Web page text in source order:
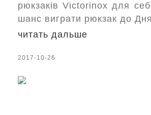
рюкзаків Victorinox для
шанс виграти рюкзак до
читать дальше
2017-10-26